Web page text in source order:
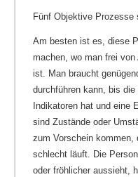
Fünf Objektive Prozesse
Am besten ist es, diese
machen, wo man frei von
ist. Man braucht
durchführen kann, bis
Indikatoren hat und eine
sind Zustände oder
zum Vorschein kommen,
schlecht läuft. Die
oder fröhlicher aussieht,